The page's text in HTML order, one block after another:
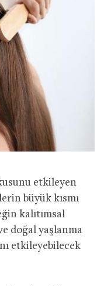
etkileyen
büyük kısmı
kalıtımsal
doğal yaşlanma
etkileyebilecek